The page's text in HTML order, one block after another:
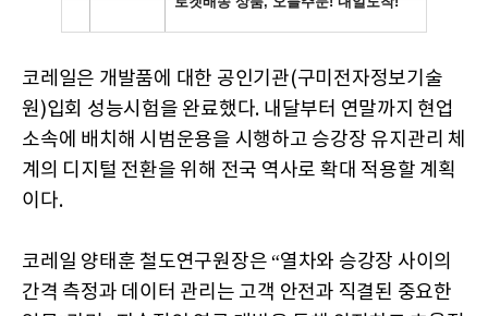
코레일은 개발품에 대한 공인기관(구미전자정보기술
원)입회 성능시험을 완료했다. 내달부터 연말까지 현업
소속에 배치해 시범운용을 시행하고 승강장 유지관리 체
계의 디지털 전환을 위해 전국 역사로 확대 적용할 계획
이다.
코레일 양태훈 철도연구원장은 “열차와 승강장 사이의
간격 측정과 데이터 관리는 고객 안전과 직결된 중요한